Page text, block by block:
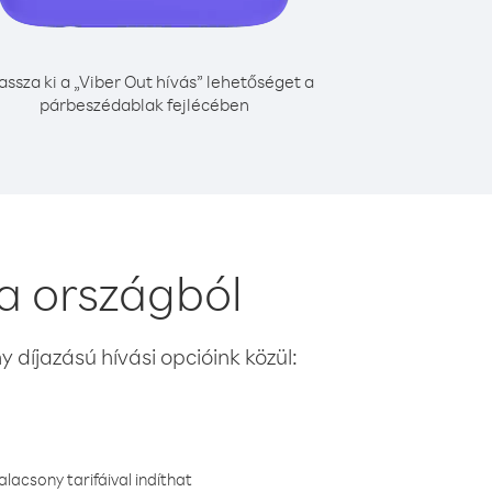
ki a „Viber Out hívás” lehetőséget a
párbeszédablak fejlécében
országból
díjazású hívási opcióink közül:
tarifáival indíthat